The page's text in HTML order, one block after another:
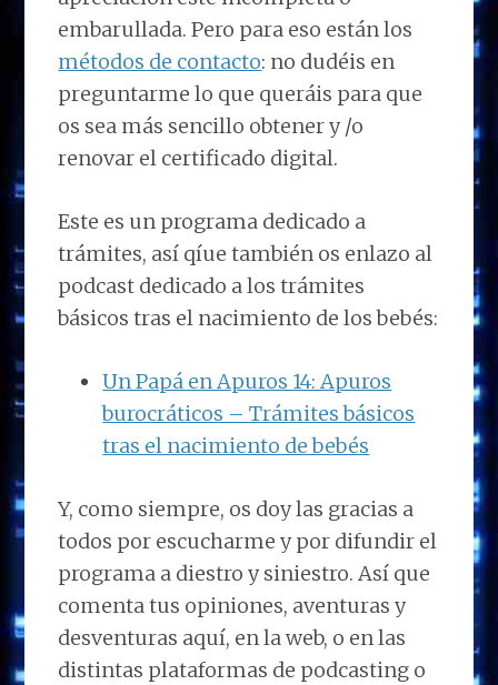
embarullada. Pero para eso están los
métodos de contacto: no dudéis en
preguntarme lo que queráis para que
os sea más sencillo obtener y /o
renovar el certificado digital.
Este es un programa dedicado a
trámites, así qíue también os enlazo al
podcast dedicado a los trámites
básicos tras el nacimiento de los bebés:
Un Papá en Apuros 14: Apuros
burocráticos – Trámites básicos
tras el nacimiento de bebés
Y, como siempre, os doy las gracias a
todos por escucharme y por difundir el
programa a diestro y siniestro. Así que
comenta tus opiniones, aventuras y
desventuras aquí, en la web, o en las
distintas plataformas de podcasting o